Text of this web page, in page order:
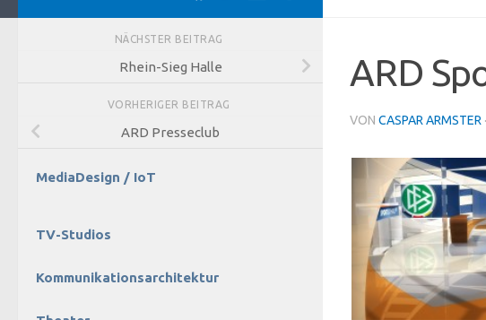
ARD
VON CASPAR ARMSTER ·
NÄCHSTER BEITRAG
Rhein-Sieg Halle
VORHERIGER BEITRAG
ARD Presseclub
MediaDesign / IoT
TV-Studios
Kommunikationsarchitektur